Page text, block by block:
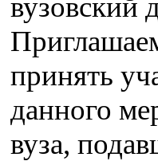
вузовский
принять
данного
вуза,